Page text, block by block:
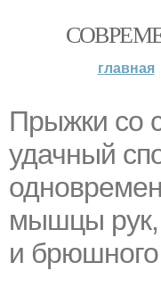
главная
Прыжки со
удачный
мышцы рук,
и брюшного